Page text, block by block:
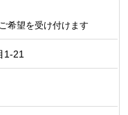
希望を受け付けます
1-21